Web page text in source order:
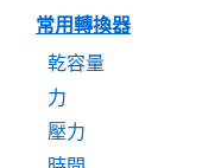
常用轉換器
乾容量
力
壓力